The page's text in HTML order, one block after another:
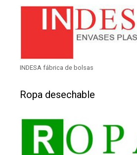
INDESA fábrica de bolsas
Ropa desechable